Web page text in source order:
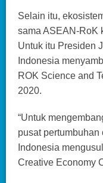
Selain itu,
sama ASEAN-RoK
Untuk itu Presiden
Indonesia
ROK Science and
2020.
“Untuk
pusat
Indonesia
Creative Economy